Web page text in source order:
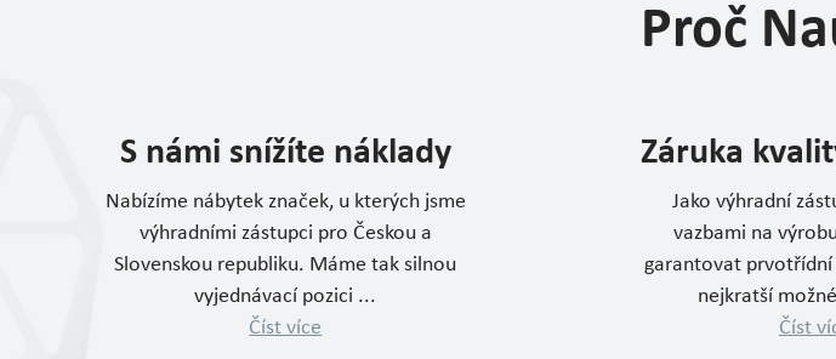
Proč
S námi snížíte náklady
Nabízíme nábytek značek, u kterých jsme
výhradními zástupci pro Českou a
Slovenskou republiku. Máme tak silnou
vyjednávací pozici ...
Číst více
Záruka
Jako výhradní
vazbami na
garantovat
nejkratší
Číst